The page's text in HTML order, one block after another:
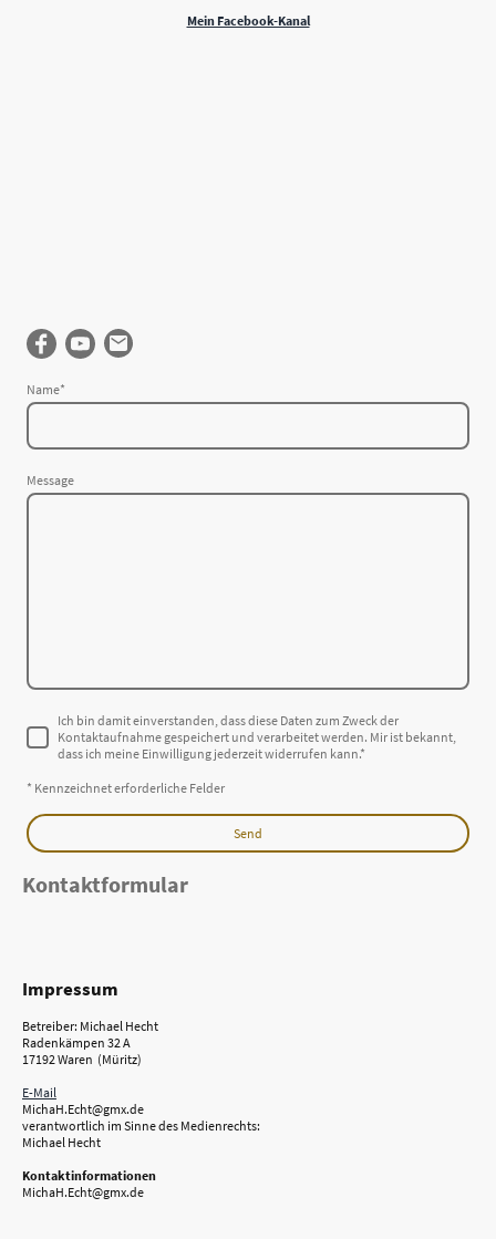
Mein Facebook-Kanal
Name*
Message
Ich bin damit einverstanden, dass diese Daten zum Zweck der
Kontaktaufnahme gespeichert und verarbeitet werden. Mir ist bekannt,
dass ich meine Einwilligung jederzeit widerrufen kann.*
* Kennzeichnet erforderliche Felder
Send
Kontaktformular
Impressum
Betreiber: Michael Hecht
Radenkämpen 32 A
17192 Waren (Müritz)
E-Mail
MichaH.Echt@gmx.de
verantwortlich im Sinne des Medienrechts:
Michael Hecht
Kontaktinformationen
MichaH.Echt@gmx.de